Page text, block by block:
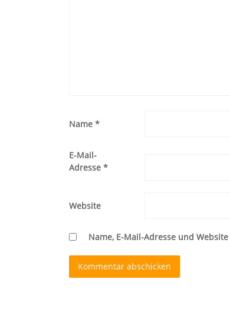
Name *
E-Mail-
Adresse *
Website
Name, E-Mail-Adresse und